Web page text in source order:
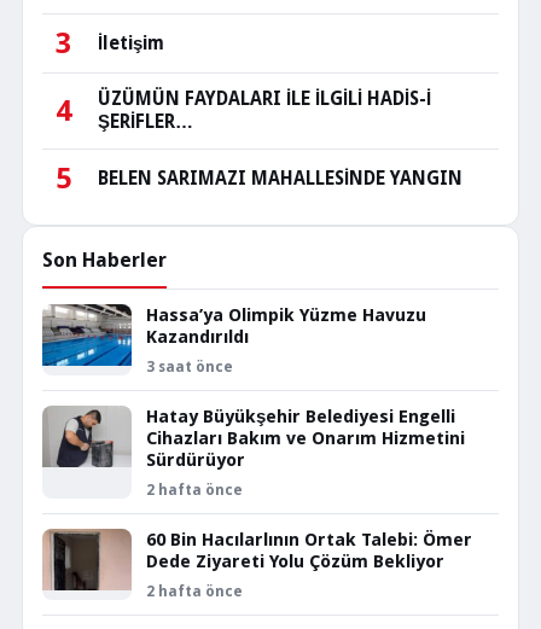
3 İletişim
4
ÜZÜMÜN FAYDALARI İLE İLGİLİ HADİS-İ
ŞERİFLER…
5 BELEN SARIMAZI MAHALLESİNDE YANGIN
Son Haberler
Hassa’ya Olimpik Yüzme Havuzu
Kazandırıldı
3 saat önce
Hatay Büyükşehir Belediyesi Engelli
Cihazları Bakım ve Onarım Hizmetini
Sürdürüyor
2 hafta önce
60 Bin Hacılarlının Ortak Talebi: Ömer
Dede Ziyareti Yolu Çözüm Bekliyor
2 hafta önce